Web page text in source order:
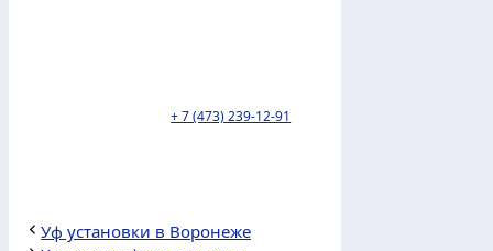
Торпедо 45в. тел:+ 7 (473) 239-12-91
Уф установки в Воронеже